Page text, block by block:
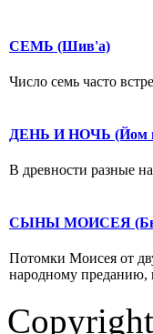
СЕМЬ (Шив'а)
Число семь часто
ДЕНЬ И НОЧЬ (Йом
В древности разные
СЫНЫ МОИСЕЯ
Потомки Моисея от
народному